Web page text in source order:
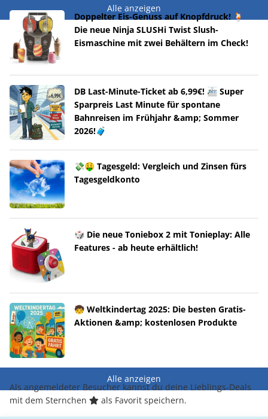
Alle anzeigen
Doppelter Eis-Genuss auf Knopfdruck! 🍹
Die neue Ninja SLUSHi Twist Slush-
Eismaschine mit zwei Behältern im Check!
DB Last-Minute-Ticket ab 6,99€! 🚈 Super
Sparpreis Last Minute für spontane
Bahnreisen im Frühjahr &amp; Sommer
2026!🧳
💸🤑 Tagesgeld: Vergleich und Zinsen fürs
Tagesgeldkonto
🎲 Die neue Toniebox 2 mit Tonieplay: Alle
Features - ab heute erhältlich!
🧒 Weltkindertag 2025: Die besten Gratis-
Aktionen &amp; kostenlosen Produkte
Alle anzeigen
Als angemeldeter Besucher kannst du deine Lieblings-Deals
mit dem Sternchen
als Favorit speichern.